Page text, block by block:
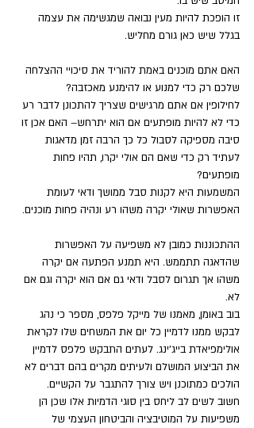
זו הופכת להיות מעין נבואה שמגשימה את עצמה
בגלל שיש כאן גורם מחליש.
האם אתם מוכנים באמת להוריד את סיכויי ההצלחה
שלכם רק כדי למנוע או להימנע מאכזבה?
לחילופין אם אתם מרגישים שצריך להתכונן לדבר רע
כדי לא להיות מופתעים אם הוא יתרחש– האם אכן זו
סיבה מספיקה לסבול כל כך הרבה זמן מדאגות
לעתיד רק כדי שאם הם אולי יקרו, תהיו פחות
מופתעים?
המשמעות היא לקנות סבל ממושך ודאי לעומת
האפשרות שאולי יקרה משהו רע ונהיה פחות מוכנים.
ההתכוננות כמובן לא משפיעה על האפשרות
שהדאגה תתממש. היא תמנע הפתעה אם יקרה
משהו אך תגרום לסבל ודאי גם אם הוא יקרה וגם אם
לא.
בוב באומן, מאמנו של מייקל פלפס, מספר כי נהג
לבקש ממנו לדמיין כל יום את המשחים שלו לקראת
אולימפיאדת בייג'ינג. לעתים התבקש פלפס לדמיין
את הביצוע המושלם ולעיתים מקרים בהם דברים לא
הולכים כמתוכנן ויש צורך להתגבר על הקשיים.
חשוב לשים לב ליחס בין סוגי הדמיות אלו שכן הן
משפיעות על המוטיבציה והביטחון העצמי של